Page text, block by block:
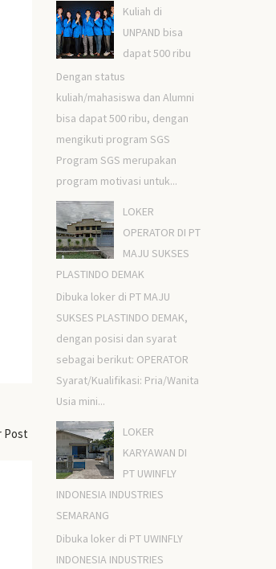
Post
Kuliah di
UNPAND bisa
dapat 500 ribu
Dengan status
kuliah/mahasiswa dan Alumni
bisa dapat 500 ribu, dengan
mengikuti program SGS
Program SGS merupakan
program motivasi untuk...
LOKER
OPERATOR DI PT
MAJU SUKSES
PLASTINDO DEMAK
Dibuka loker di PT MAJU
SUKSES PLASTINDO DEMAK,
dengan posisi dan syarat
sebagai berikut: OPERATOR
Syarat/Kualifikasi: Pria/Wanita
Usia mini...
LOKER
KARYAWAN DI
PT UWINFLY
INDONESIA INDUSTRIES
SEMARANG
Dibuka loker di PT UWINFLY
INDONESIA INDUSTRIES